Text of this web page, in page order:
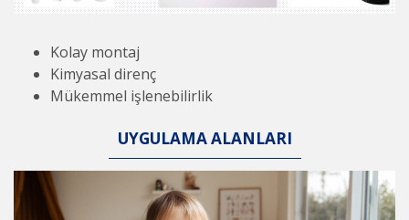
Kolay montaj
Kimyasal direnç
Mükemmel işlenebilirlik
UYGULAMA ALANLARI